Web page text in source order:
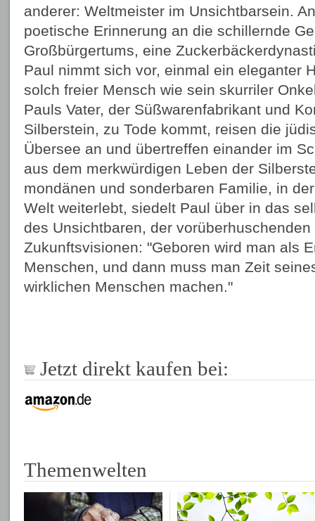
anderer: Weltmeister im Unsichtbarsein.
poetische Erinnerung an die schillernde
Großbürgertums, eine
Paul nimmt sich vor, einmal ein eleganter
solch freier Mensch wie sein skurriler
Pauls Vater, der Süßwarenfabrikant und
Silberstein, zu Tode kommt, reisen die
Übersee an und übertreffen einander im
aus dem merkwürdigen Leben der
mondänen und sonderbaren Familie, in
Welt weiterlebt, siedelt Paul über in das
des Unsichtbaren, der
Zukunftsvisionen: "Geboren wird man als
Menschen, und dann muss man Zeit
wirklichen Menschen machen."
Jetzt direkt kaufen bei:
Themenwelten